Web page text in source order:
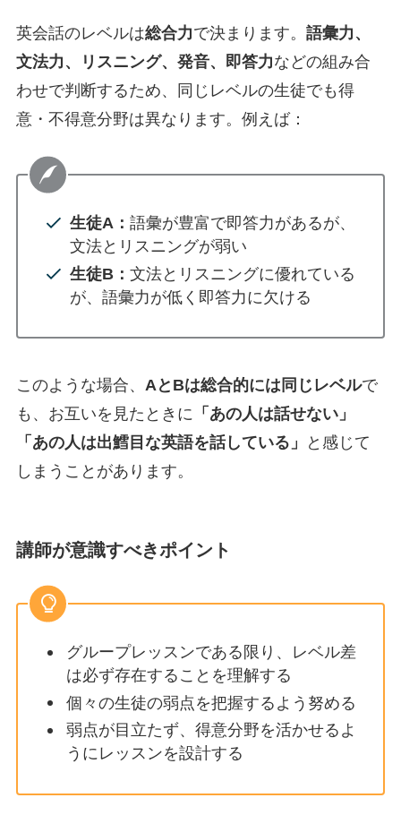
英会話のレベルは総合力で決まります。 語彙力、
文法力、リスニング、発音、即答力などの組み合
わせで判断するため、同じレベルの生徒でも得
意・不得意分野は異なります。例えば：
生徒A：語彙が豊富で即答力があるが、
文法とリスニングが弱い
生徒B：文法とリスニングに優れている
が、語彙力が低く即答力に欠ける
このような場合、 AとBは総合的には同じレベルで
も、お互いを見たときに 「あの人は話せない」
「あの人は出鱈目な英語を話している」
と感じて
しまうことがあります。
講師が意識すべきポイント
グループレッスンである限り、レベル差
は必ず存在することを理解する
個々の生徒の弱点を把握するよう努める
弱点が目立たず、得意分野を活かせるよ
うにレッスンを設計する